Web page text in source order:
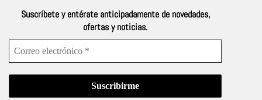
Suscríbete y entérate anticipadamente de novedades,
ofertas y noticias.